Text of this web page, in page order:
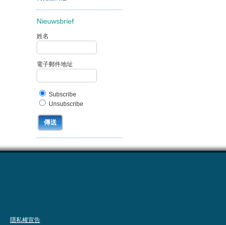
Nieuwsbrief
姓名
電子郵件地址
Subscribe
Unsubscribe
隱私權宣告